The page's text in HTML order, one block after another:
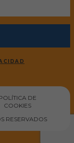
DE
COOKIES
RESERVADOS